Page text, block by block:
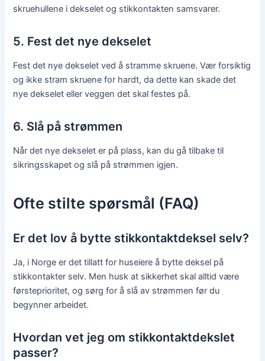
skruehullene i dekselet og stikkontakten samsvarer.
5. Fest det nye dekselet
Fest det nye dekselet ved å stramme skruene. Vær forsiktig
og ikke stram skruene for hardt, da dette kan skade det
nye dekselet eller veggen det skal festes på.
6. Slå på strømmen
Når det nye dekselet er på plass, kan du gå tilbake til
sikringsskapet og slå på strømmen igjen.
Ofte stilte spørsmål (FAQ)
Er det lov å bytte stikkontaktdeksel selv?
Ja, i Norge er det tillatt for huseiere å bytte deksel på
stikkontakter selv. Men husk at sikkerhet skal alltid være
førsteprioritet, og sørg for å slå av strømmen før du
begynner arbeidet.
Hvordan vet jeg om stikkontaktdekslet
passer?